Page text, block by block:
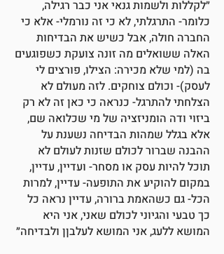
״לקללות ולשמות גנאי אני כבר רגילה,
כלומר- התרגלתי, לא כי זה נורמלי- אלא כי
החברה חולה, אבל כשיש את הבדיחות
האלה ששואלים מה זונה צועקת כשפוגעים
בה (למי שלא מכירה: הצילו, פורצים לי
לעסק)- וכולם צוחקים. לזה מעולם לא
הצלחתי להתרגל- כנראה כי כאן זה לא רק
ביזוי ודה הומניזציה של מי שכלואה שם,
אלא בגלל שמהות הבדיחה נשענת על
ההבנה שברור לכולם שזנות לעולם לא
תוכל להיות עסק או מסחר- ועדיין, עדיין,
במקום להוקיע את התופעה- עדיין, למרות
הכל- גם כשהאמת ברורה, עדיין נראה כל
כך טבעי והגיוני לכולם שאני, אני היא
המושא ללעג, אני המושא לעלבןן ולבדיחה״